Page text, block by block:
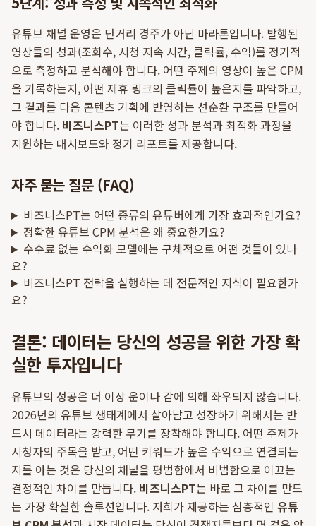
유튜브 채널 운영은 단거리 경주가 아닌 마라톤입니다. 발행된
영상들의 성과(조회수, 시청 지속 시간, 클릭률, 수익)를 정기적
으로 측정하고 분석해야 합니다. 어떤 주제의 영상이 높은 CPM
을 기록하는지, 어떤 제휴 링크의 클릭률이 높은지를 파악하고,
그 결과를 다음 콘텐츠 기획에 반영하는 선순환 구조를 만들어
야 합니다. 비즈니스PT는 이러한 성과 분석과 최적화 과정을
지원하는 대시보드와 정기 리포트를 제공합니다.
자주 묻는 질문 (FAQ)
비즈니스PT는 어떤 종류의 유튜버에게 가장 효과적인가요?
정확한 유튜브 CPM 분석은 왜 중요한가요?
수수료 없는 수익화 모델에는 구체적으로 어떤 것들이 있나
요?
비즈니스PT 전략을 실행하는 데 전문적인 지식이 필요한가
요?
결론: 데이터는 당신의 성공을 위한 가장 확
실한 투자입니다
유튜브의 성공은 더 이상 운이나 감에 의해 좌우되지 않습니다.
2026년의 유튜브 생태계에서 살아남고 성장하기 위해서는 반
드시 데이터라는 강력한 무기를 장착해야 합니다. 어떤 주제가
시청자의 주목을 받고, 어떤 키워드가 높은 수익으로 연결되는
지를 아는 것은 당신의 채널을 평범함에서 비범함으로 이끄는
결정적인 차이를 만듭니다. 비즈니스PT는 바로 그 차이를 만드
는 가장 확실한 솔루션입니다. 저희가 제공하는 심층적인 유튜